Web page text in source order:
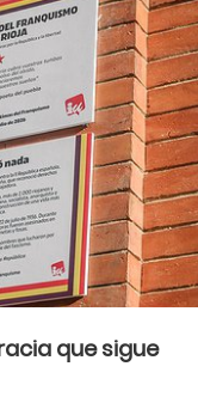
que sigue